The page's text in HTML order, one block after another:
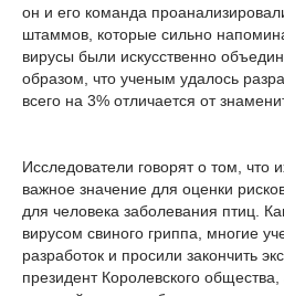
он и его команда
штаммов, которые сильно
вирусы были искусственно
образом, что ученым удалось
всего на 3% отличается от
Исследователи говорят о том, что
важное значение для оценки
для человека заболевания птиц.
вирусом свиного гриппа, многие
разработок и просили закончить
президент Королевского общества,